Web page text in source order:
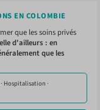
EN COLOMBIE
que les soins privés
d'ailleurs : en
que les
Hospitalisation ·